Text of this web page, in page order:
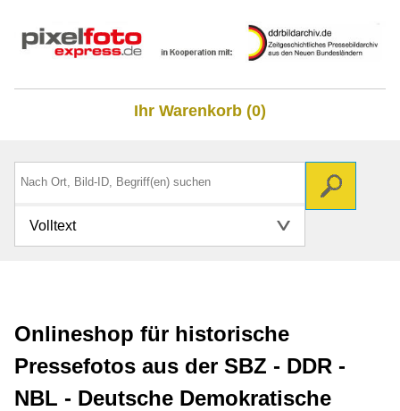
Ihr Warenkorb (0)
Volltext
Onlineshop für historische
Pressefotos aus der SBZ - DDR -
NBL - Deutsche Demokratische